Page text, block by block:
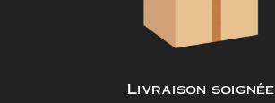
Livraison soignée